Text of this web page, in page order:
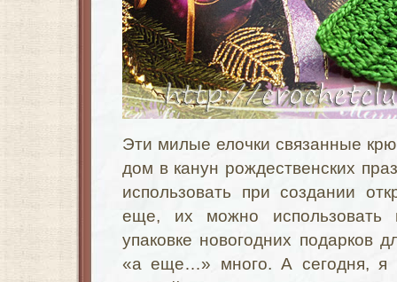
Эти милые елочки связанные
дом в канун рождественских
использовать при создании
еще, их можно использовать
упаковке новогодних
«а еще…» много. А сегодня, я